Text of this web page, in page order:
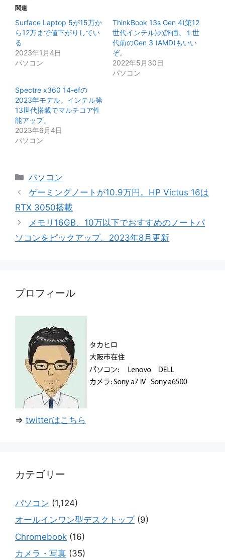
関連
Surface Laptop 5が15万か
ら12万まで値下がりしてい
る
2023年1月4日
パソコン
ThinkBook 13s Gen 4(第12
世代インテル)の評価。１世
代前のGen 3 (AMD)もいい
ぞ。
2022年5月30日
パソコン
Spectre x360 14-efの
2023年モデル。インテル第
13世代搭載でマルチコア性
能アップ。
2023年6月4日
パソコン
カ
テ
リ
ー
パソコン
ゲーミングノートが10.9万円。HP Victus 16は
RTX 3050搭載
メモリ16GB、10万以下でおすすめのノートパ
ソコンをピックアップ。2023年8月更新
プロフィール
⇒ twitterはこちら
カテゴリー
パソコン (1,124)
オールインワン型デスクトップ(9)
Chromebook (16)
カメラ・写真 (35)